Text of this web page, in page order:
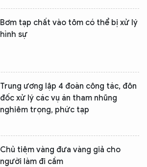
Bơm tạp chất vào tôm có thể bị xử lý
hình sự
Trung ương lập 4 đoàn công tác, đôn
đốc xử lý các vụ án tham nhũng
nghiêm trọng, phức tạp
Chủ tiệm vàng đưa vàng giả cho
người làm đi cầm